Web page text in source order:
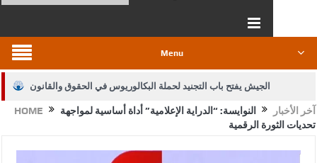
Menu
الجيش يفتح باب التجنيد لحملة البكالوريوس في الحقوق والقانون
بيان اجتماع عمّان:دعم الوصاية الهاشمية التاريخية على المقدساتHOME آخر الأخبار
النوايسة: “الدراية الإعلامية” أداة أساسية لمواجهة
تحديات الثورة الرقمية